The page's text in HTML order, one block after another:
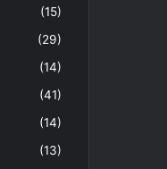
(15)
(29)
(14)
(41)
(14)
(13)